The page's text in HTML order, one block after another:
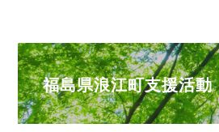
福島県浪江町支援活動